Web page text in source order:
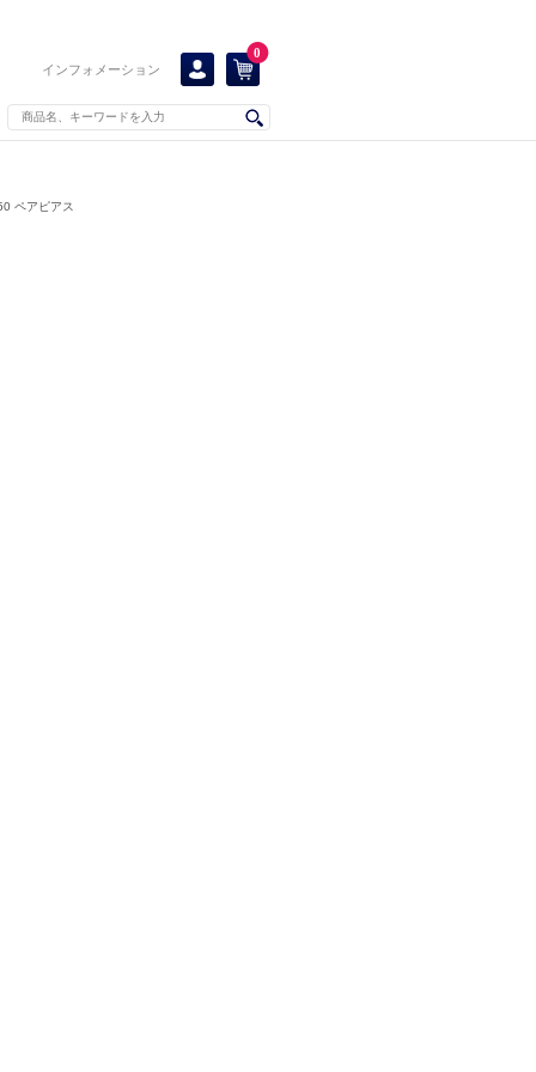
インフォメーション
0
ペアピアス